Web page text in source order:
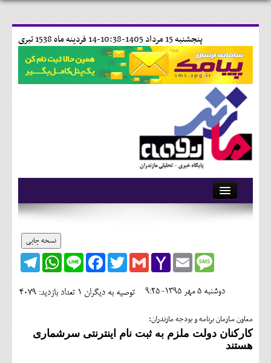
14 فردينه ماه 1538 تبری پنجشنبه 15 مرداد 1405-10:38-
آرشیو
وبلاگ
کلینیک
نسخه چاپی
Telegram
WhatsApp Line
FacebookTwitterGmailYahoo
Mail
EmailMessage
تعداد بازدید: 4079 توصیه به دیگران 1 دوشنبه 5 مهر 1395-9:25
معاون سازمان برنامه و بودجه مازندران:
کارکنان دولت ملزم به ثبت نام اینترنتی سرشماری
هستند